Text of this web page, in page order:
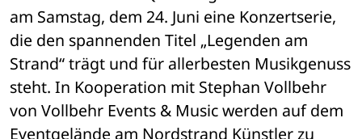
am Samstag, dem 24. Juni eine Konzertserie,
die den spannenden Titel „Legenden am
Strand“ trägt und für allerbesten Musikgenuss
steht. In Kooperation mit Stephan Vollbehr
von Vollbehr Events & Music werden auf dem
Eventgelände am Nordstrand Künstler zu